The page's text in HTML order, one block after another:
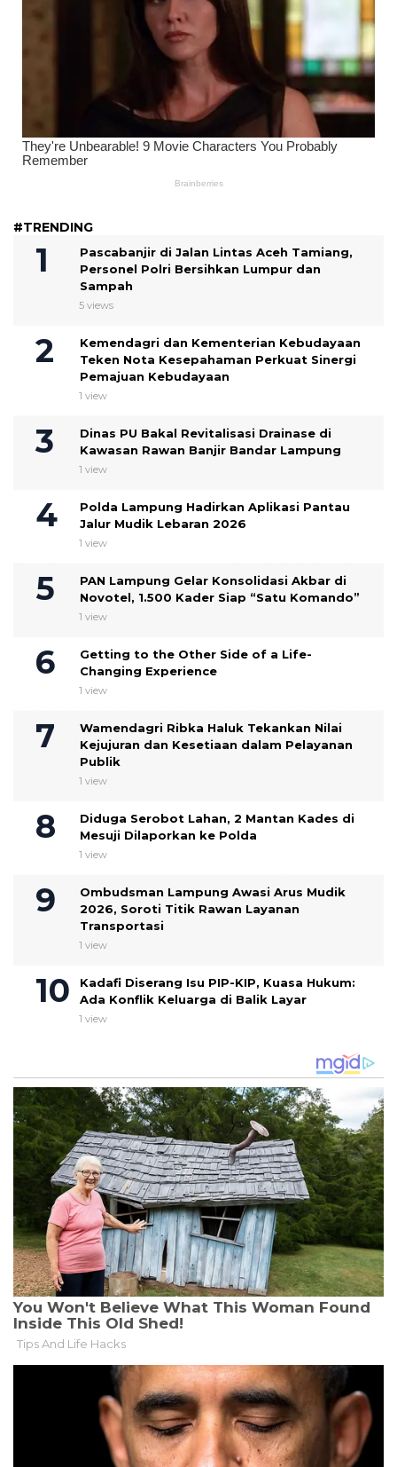
#TRENDING
Pascabanjir di Jalan Lintas Aceh Tamiang,
Personel Polri Bersihkan Lumpur dan
Sampah
5 views
Kemendagri dan Kementerian Kebudayaan
Teken Nota Kesepahaman Perkuat Sinergi
Pemajuan Kebudayaan
1 view
Dinas PU Bakal Revitalisasi Drainase di
Kawasan Rawan Banjir Bandar Lampung
1 view
Polda Lampung Hadirkan Aplikasi Pantau
Jalur Mudik Lebaran 2026
1 view
PAN Lampung Gelar Konsolidasi Akbar di
Novotel, 1.500 Kader Siap “Satu Komando”
1 view
Getting to the Other Side of a Life-
Changing Experience
1 view
Wamendagri Ribka Haluk Tekankan Nilai
Kejujuran dan Kesetiaan dalam Pelayanan
Publik
1 view
Diduga Serobot Lahan, 2 Mantan Kades di
Mesuji Dilaporkan ke Polda
1 view
Ombudsman Lampung Awasi Arus Mudik
2026, Soroti Titik Rawan Layanan
Transportasi
1 view
Kadafi Diserang Isu PIP-KIP, Kuasa Hukum:
Ada Konflik Keluarga di Balik Layar
1 view